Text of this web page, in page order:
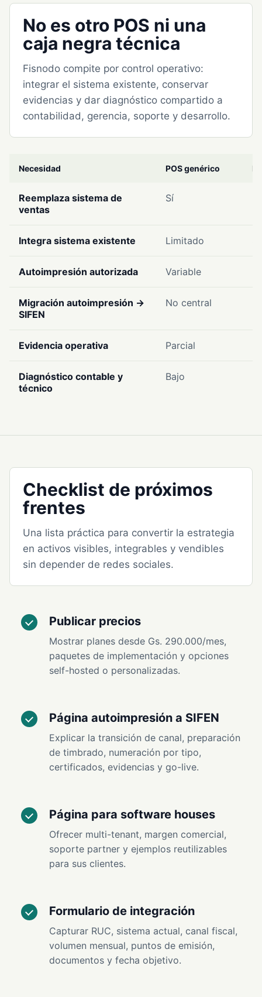
No es otro POS ni una
caja negra técnica
Fisnodo compite por control operativo:
integrar el sistema existente, conservar
evidencias y dar diagnóstico compartido a
contabilidad, gerencia, soporte y desarrollo.
Necesidad POS genérico
Reemplaza sistema de
ventas
Sí
Integra sistema existente Limitado
Autoimpresión autorizada Variable
Migración autoimpresión →
SIFEN
No central
Evidencia operativa Parcial
Diagnóstico contable y
técnico
Bajo
Checklist de próximos
frentes
Una lista práctica para convertir la estrategia
en activos visibles, integrables y vendibles
sin depender de redes sociales.
Publicar precios
Mostrar planes desde Gs. 290.000/mes,
paquetes de implementación y opciones
self-hosted o personalizadas.
Página autoimpresión a SIFEN
Explicar la transición de canal, preparación
de timbrado, numeración por tipo,
certificados, evidencias y go-live.
Página para software houses
Ofrecer multi-tenant, margen comercial,
soporte partner y ejemplos reutilizables
para sus clientes.
Formulario de integración
Capturar RUC, sistema actual, canal fiscal,
volumen mensual, puntos de emisión,
documentos y fecha objetivo.